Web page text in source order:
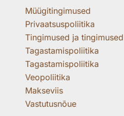
Müügitingimused
Privaatsuspoliitika
Tingimused ja tingimused
Tagastamispoliitika
Tagastamispoliitika
Veopoliitika
Makseviis
Vastutusnõue